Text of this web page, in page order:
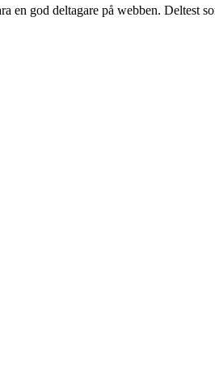
en god deltagare på webben. Deltest